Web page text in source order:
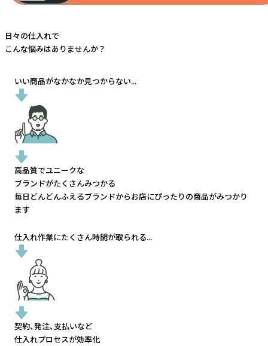
日々の仕入れで
こんな悩みはありませんか？
いい商品がなかなか見つからない...
高品質でユニークな
ブランドがたくさんみつかる
毎日どんどんふえるブランドからお店にぴったりの商品がみつかり
ます
仕入れ作業にたくさん時間が取られる...
契約、発注、支払いなど
仕入れプロセスが効率化